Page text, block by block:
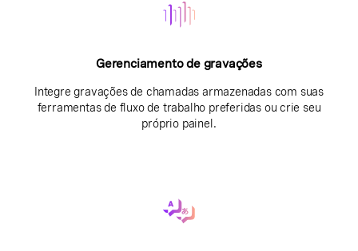
Gerenciamento de gravações
Integre gravações de chamadas armazenadas com suas
ferramentas de fluxo de trabalho preferidas ou crie seu
próprio painel.